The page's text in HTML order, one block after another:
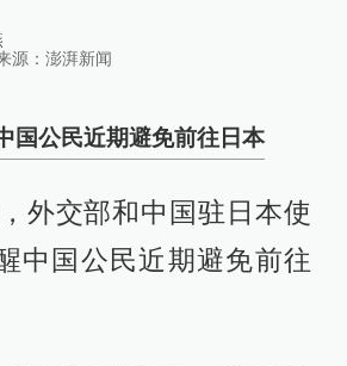
源： 澎湃新闻
国公民近期避免前往日本
外交部和中国驻日本使
中国公民近期避免前往